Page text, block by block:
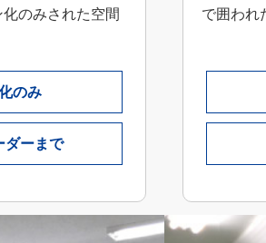
のみされた空間
のみ
ダーまで
で囲われ